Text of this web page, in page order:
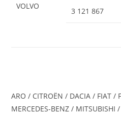
VOLVO
3 121 867
ARO / CITROËN / DACIA / FIAT /
MERCEDES-BENZ / MITSUBISHI